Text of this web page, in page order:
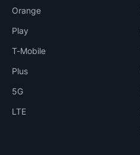
Orange
Play
T-Mobile
Plus
5G
LTE